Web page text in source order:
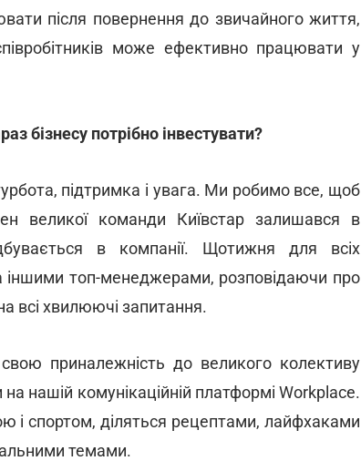
після повернення до звичайного життя,
може ефективно працювати у
бізнесу потрібно інвестувати?
підтримка і увага. Ми робимо все, щоб
великої команди Київстар залишався в
в компанії. Щотижня для всіх
іншими топ-менеджерами, розповідаючи про
всі хвилюючі запитання.
приналежність до великого колективу
нашій комунікаційній платформі Workplace.
і спортом, діляться рецептами, лайфхаками
темами.